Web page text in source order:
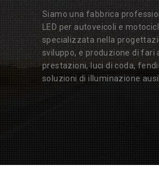
Siamo una fabbrica
LED per autoveicoli e
specializzata nella
sviluppo, e produzione di fari
prestazioni, luci di coda,
soluzioni di illuminazione